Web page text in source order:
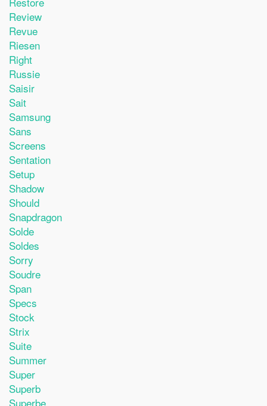
Review
Revue
Riesen
Right
Russie
Saisir
Sait
Samsung
Sans
Screens
Sentation
Setup
Shadow
Should
Snapdragon
Solde
Soldes
Sorry
Soudre
Span
Specs
Stock
Strix
Suite
Summer
Super
Superb
Superbe